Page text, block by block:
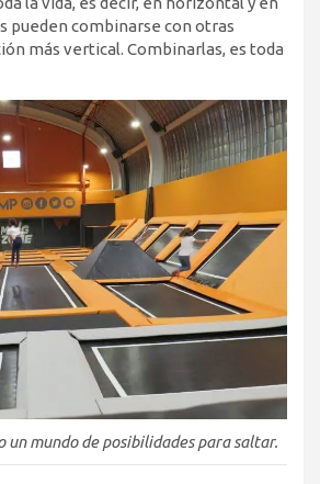
pueden combinarse con otras
más vertical. Combinarlas, es toda
un mundo de posibilidades para saltar.